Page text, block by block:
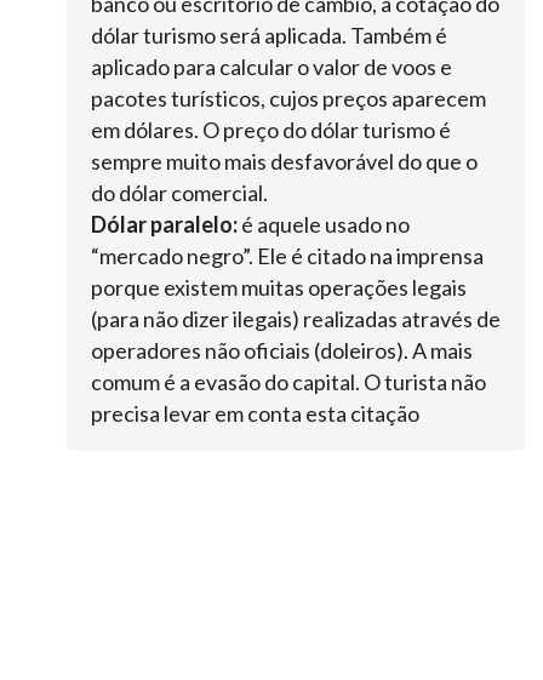
dólar turismo será aplicada. Também é
aplicado para calcular o valor de voos e
pacotes turísticos, cujos preços aparecem
em dólares. O preço do dólar turismo é
sempre muito mais desfavorável do que o
do dólar comercial.
Dólar paralelo:é aquele usado no
“mercado negro”. Ele é citado na imprensa
porque existem muitas operações legais
(para não dizer ilegais) realizadas através de
operadores não oficiais (doleiros). A mais
comum é a evasão do capital. O turista não
precisa levar em conta esta citação